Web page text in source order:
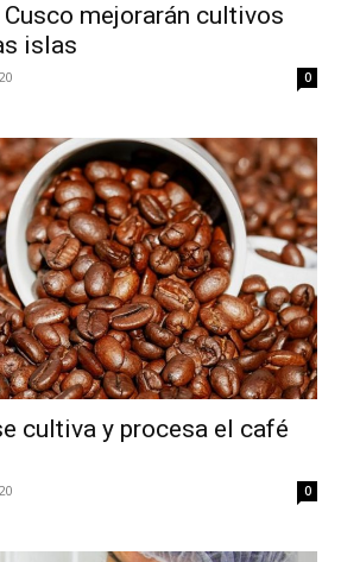
mejorarán cultivos
islas
0
cultiva y procesa el café
0